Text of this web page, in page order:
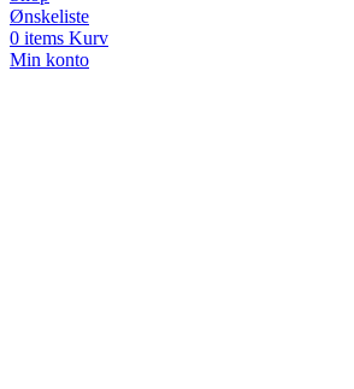
Ønskeliste
0 items Kurv
Min konto